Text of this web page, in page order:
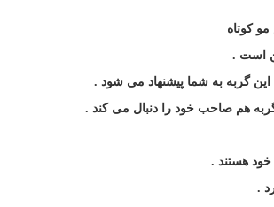
کوتاه
است .
این گربه به شما پیشنهاد می شود .
هم صاحب خود را دنبال می کند .
هستند .
.